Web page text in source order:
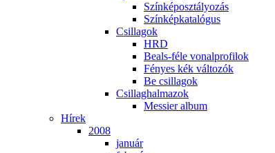
Szín­kép­osz­tá­lyo­zás
Szín­kép­ka­ta­ló­gus
Csil­la­gok
HRD
Be­als-fé­le vo­nal­pro­fi­lok
Fé­nyes kék vál­to­zók
Be csil­la­gok
Csil­lag­hal­ma­zok
Mes­si­er al­bum
Hí­rek
2008
ja­nu­ár